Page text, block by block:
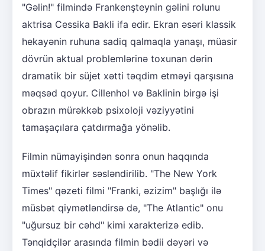
"Gəlin!" filmində Frankenşteynin gəlini rolunu
aktrisa Cessika Bakli ifa edir. Ekran əsəri klassik
hekayənin ruhuna sadiq qalmaqla yanaşı, müasir
dövrün aktual problemlərinə toxunan dərin
dramatik bir süjet xətti təqdim etməyi qarşısına
məqsəd qoyur. Cillenhol və Baklinin birgə işi
obrazın mürəkkəb psixoloji vəziyyətini
tamaşaçılara çatdırmağa yönəlib.
Filmin nümayişindən sonra onun haqqında
müxtəlif fikirlər səsləndirilib. "The New York
Times" qəzeti filmi "Franki, əzizim" başlığı ilə
müsbət qiymətləndirsə də, "The Atlantic" onu
"uğursuz bir cəhd" kimi xarakterizə edib.
Tənqidçilər arasında filmin bədii dəyəri və